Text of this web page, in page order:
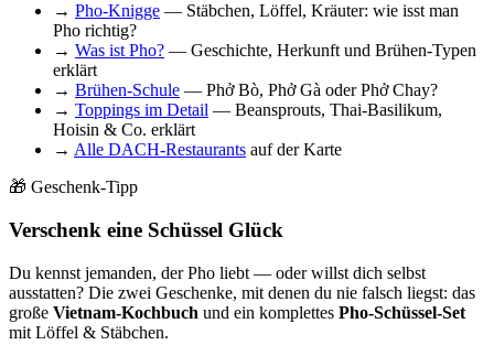
→ Pho-Knigge — Stäbchen, Löffel, Kräuter: wie isst man
Pho richtig?
→ Was ist Pho? — Geschichte, Herkunft und Brühen-Typen
erklärt
→ Brühen-Schule — Phở Bò, Phở Gà oder Phở Chay?
→ Toppings im Detail — Beansprouts, Thai-Basilikum,
Hoisin & Co. erklärt
→ Alle DACH-Restaurants auf der Karte
🎁 Geschenk-Tipp
Verschenk eine Schüssel Glück
Du kennst jemanden, der Pho liebt — oder willst dich selbst
ausstatten? Die zwei Geschenke, mit denen du nie falsch liegst: das
große Vietnam-Kochbuch und ein komplettes Pho-Schüssel-Set
mit Löffel & Stäbchen.